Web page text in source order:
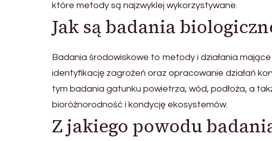
które metody są najzwyklej wykorzystywane.
Jak są badania
Badania środowiskowe to metody i działania
identyfikację zagrożeń oraz opracowanie działań
tym badania gatunku powietrza, wód, podłoża, a
bioróżnorodność i kondycję ekosystemów.
Z jakiego powodu